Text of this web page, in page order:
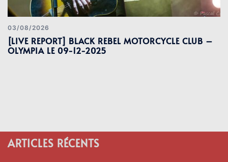
03/08/2026
[LIVE REPORT] BLACK REBEL MOTORCYCLE CLUB –
OLYMPIA LE 09-12-2025
ARTICLES RÉCENTS